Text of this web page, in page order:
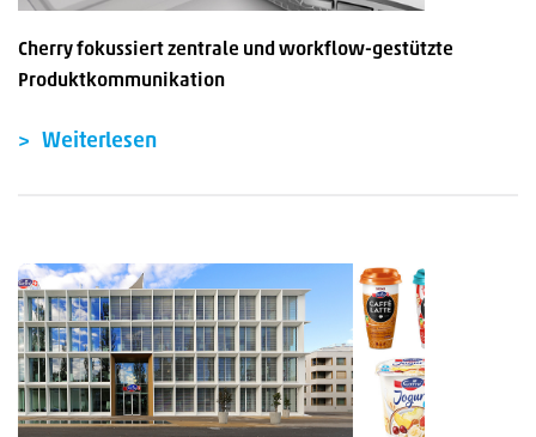
Cherry fokussiert zentrale und workflow-gestützte
Produktkommunikation
Weiterlesen